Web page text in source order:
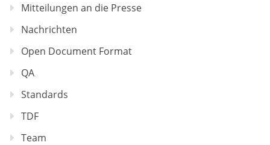
Mitteilungen an die Presse
Nachrichten
Open Document Format
QA
Standards
TDF
Team